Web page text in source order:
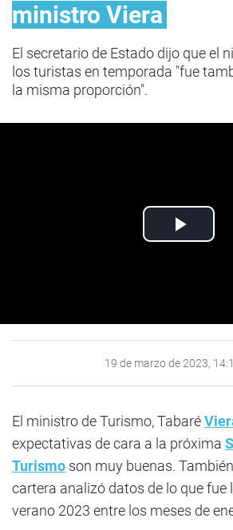
ministro Viera
El secretario de Estado dijo que el
los turistas en temporada "fue
la misma proporción".
Play
19 de marzo de 2023,
El ministro de Turismo, Tabaré
expectativas de cara a la próxima
Turismo son muy buenas.
cartera analizó datos de lo que fue
verano 2023 entre los meses de